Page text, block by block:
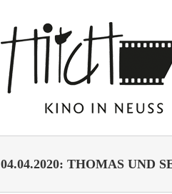
04.04.2020: THOMAS UND